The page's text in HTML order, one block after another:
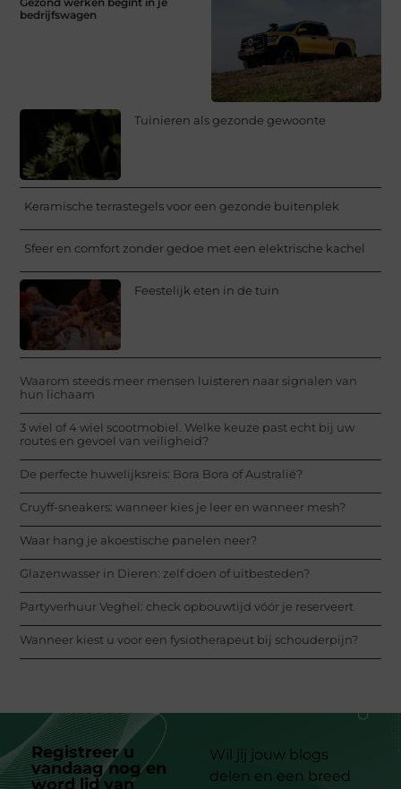
bedrijfswagen
Tuinieren als gezonde gewoonte
Keramische terrastegels voor een gezonde buitenplek
Sfeer en comfort zonder gedoe met een elektrische kachel
Feestelijk eten in de tuin
Waarom steeds meer mensen luisteren naar signalen van
hun lichaam
3 wiel of 4 wiel scootmobiel. Welke keuze past echt bij uw
routes en gevoel van veiligheid?
De perfecte huwelijksreis: Bora Bora of Australië?
Cruyff-sneakers: wanneer kies je leer en wanneer mesh?
Waar hang je akoestische panelen neer?
Glazenwasser in Dieren: zelf doen of uitbesteden?
Partyverhuur Veghel: check opbouwtijd vóór je reserveert
Wanneer kiest u voor een fysiotherapeut bij schouderpijn?
Registreer u
vandaag nog en
word lid van
Wil jij jouw blogs
delen en een breed